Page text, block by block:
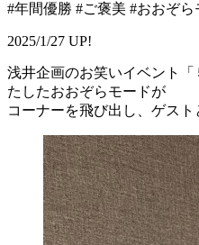
#年間優勝 #ご褒美 #おおぞら
2025/1/27 UP!
浅井企画のお笑いイベント
たしたおおぞらモードが
コーナーを飛び出し、ゲスト